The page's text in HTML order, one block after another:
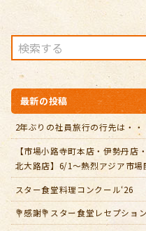
最新の投稿
2年ぶりの社員旅行の行先は・・
【市場小路寺町本店・伊勢丹店
北大路店】6/1～熱烈アジア市場
スター食堂料理コンクール‘26
💐感謝💐スター食堂レセプショ